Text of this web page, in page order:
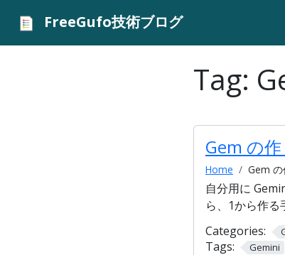
FreeGufo技術ブログ
Tag:
Gem の
Home Gem
自分用に
ら、1から作る
Categories:
Tags: Gemini